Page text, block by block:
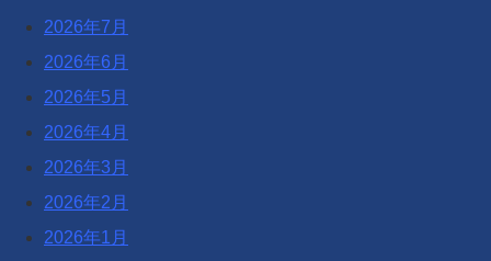
2026年7月
2026年6月
2026年5月
2026年4月
2026年3月
2026年2月
2026年1月